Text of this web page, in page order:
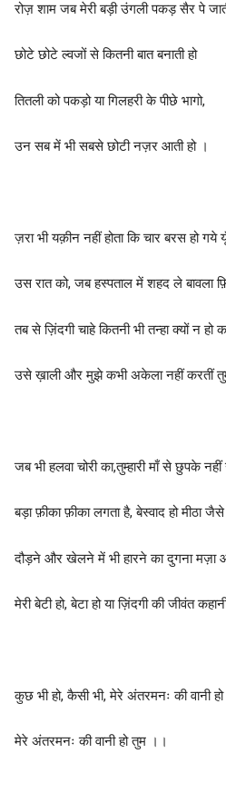
रोज़ शाम जब मेरी बड़ी उंगली पकड़ सैर पे
छोटे छोटे ल्वजों से कितनी बात बनाती हो
तितली को पकड़ो या गिलहरी के पीछे भागो,
उन सब में भी सबसे छोटी नज़र आती हो ।
ज़रा भी यक़ीन नहीं होता कि चार बरस हो गये
उस रात को, जब हस्पताल में शहद ले बावला
तब से ज़िंदगी चाहे कितनी भी तन्हा क्यों न हो
उसे ख़ाली और मुझे कभी अकेला नहीं करतीं
जब भी हलवा चोरी का,तुम्हारी माँ से छुपके
बड़ा फ़ीका फ़ीका लगता है, बेस्वाद हो मीठा जैसे
दौड़ने और खेलने में भी हारने का दुगना मज़ा
मेरी बेटी हो, बेटा हो या ज़िंदगी की जीवंत
कुछ भी हो, कैसी भी, मेरे अंतरमनः की वानी
मेरे अंतरमनः की वानी हो तुम ।।